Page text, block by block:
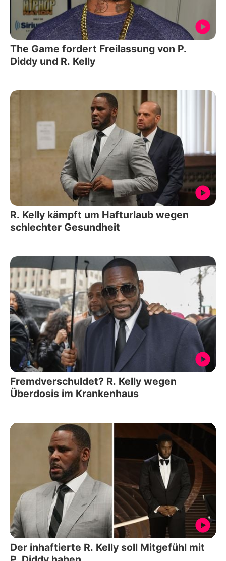
The Game fordert Freilassung von P.
Diddy und R. Kelly
R. Kelly kämpft um Hafturlaub wegen
schlechter Gesundheit
Fremdverschuldet? R. Kelly wegen
Überdosis im Krankenhaus
Der inhaftierte R. Kelly soll Mitgefühl mit